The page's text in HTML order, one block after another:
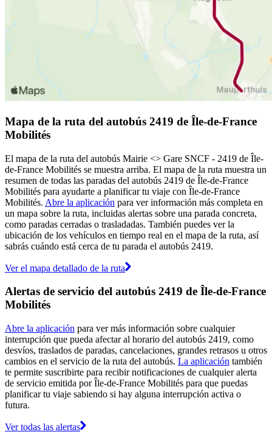
Mapa de la ruta del autobús 2419 de Île-de-France
Mobilités
El mapa de la ruta del autobús Mairie <> Gare SNCF - 2419 de Île-
de-France Mobilités se muestra arriba. El mapa de la ruta muestra un
resumen de todas las paradas del autobús 2419 de Île-de-France
Mobilités para ayudarte a planificar tu viaje con Île-de-France
Mobilités. Abre la aplicación para ver información más completa en
un mapa sobre la ruta, incluidas alertas sobre una parada concreta,
como paradas cerradas o trasladadas. También puedes ver la
ubicación de los vehículos en tiempo real en el mapa de la ruta, así
sabrás cuándo está cerca de tu parada el autobús 2419.
Ver el mapa detallado de la ruta
Alertas de servicio del autobús 2419 de Île-de-France
Mobilités
Abre la aplicación para ver más información sobre cualquier
interrupción que pueda afectar al horario del autobús 2419, como
desvíos, traslados de paradas, cancelaciones, grandes retrasos u otros
cambios en el servicio de la ruta del autobús. La aplicación también
te permite suscribirte para recibir notificaciones de cualquier alerta
de servicio emitida por Île-de-France Mobilités para que puedas
planificar tu viaje sabiendo si hay alguna interrupción activa o
futura.
Ver todas las alertas